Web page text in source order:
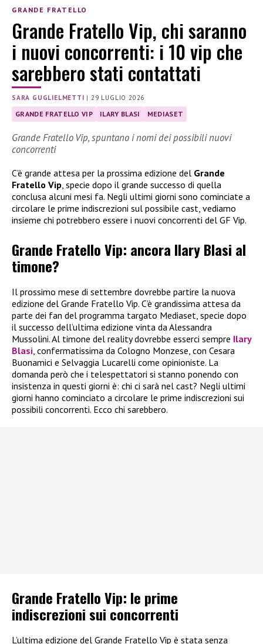
GRANDE FRATELLO
Grande Fratello Vip, chi saranno
i nuovi concorrenti: i 10 vip che
sarebbero stati contattati
SARA GUGLIELMETTI | 29 LUGLIO 2026
GRANDE FRATELLO VIP ILARY BLASI MEDIASET
Grande Fratello Vip, spuntano i nomi dei possibili nuovi
concorrenti
C’è grande attesa per la prossima edizione del Grande
Fratello Vip , specie dopo il grande successo di quella
conclusa alcuni mesi fa. Negli ultimi giorni sono cominciate a
circolare le prime indiscrezioni sul possibile cast, vediamo
insieme chi potrebbero essere i nuovi concorrenti del GF Vip.
Grande Fratello Vip: ancora Ilary Blasi al
timone?
Il prossimo mese di settembre dovrebbe partire la nuova
edizione del Grande Fratello Vip. C’è grandissima attesa da
parte dei fan del programma targato Mediaset, specie dopo
il successo dell’ultima edizione vinta da Alessandra
Mussolini. Al timone del reality dovrebbe esserci sempre Ilary
Blasi , confermatissima da Cologno Monzese, con Cesara
Buonamici e Selvaggia Lucarelli come opinioniste. La
domanda però che i telespettatori si stanno ponendo con
insistenza in questi giorni è: chi ci sarà nel cast? Negli ultimi
giorni hanno cominciato a circolare le prime indiscrezioni sui
possibili concorrenti. Ecco chi sarebbero.
Grande Fratello Vip: le prime
indiscrezioni sui concorrenti
L’ultima edizione del Grande Fratello Vip è stata senza